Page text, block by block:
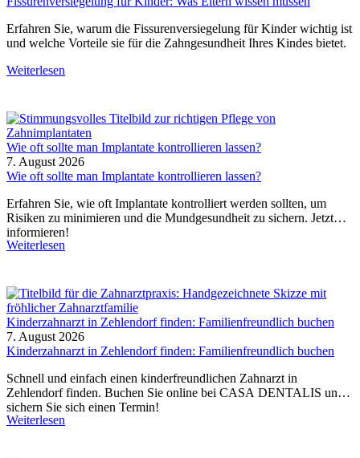
Erfahren Sie, warum die Fissurenversiegelung für Kinder wichtig ist
und welche Vorteile sie für die Zahngesundheit Ihres Kindes bietet.
Weiterlesen
Wie oft sollte man Implantate kontrollieren lassen?
7. August 2026
Wie oft sollte man Implantate kontrollieren lassen?
Erfahren Sie, wie oft Implantate kontrolliert werden sollten, um
Risiken zu minimieren und die Mundgesundheit zu sichern. Jetzt
informieren!
Weiterlesen
Kinderzahnarzt in Zehlendorf finden: Familienfreundlich buchen
7. August 2026
Kinderzahnarzt in Zehlendorf finden: Familienfreundlich buchen
Schnell und einfach einen kinderfreundlichen Zahnarzt in
Zehlendorf finden. Buchen Sie online bei CASA DENTALIS und
sichern Sie sich einen Termin!
Weiterlesen